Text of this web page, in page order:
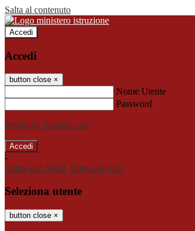
Salta al contenuto
Accedi
Accedi
button close ×
Nome Utente
Password
Password dimenticata?
-
Entra con SPID Entra con CIE
Seleziona utente
button close ×